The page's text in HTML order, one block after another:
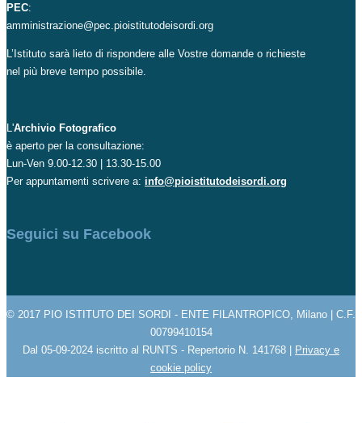
PEC:
amministrazione@pec.pioistitutodeisordi.org
L’Istituto sarà lieto di rispondere alle Vostre domande o richieste
nel più breve tempo possibile.
L'Archivio Fotografico
è aperto per la consultazione:
Lun-Ven 9.00-12.30 | 13.30-15.00
Per appuntamenti scrivere a: info@pioistitutodeisordi.org
Seguici su Facebook
© 2017 PIO ISTITUTO DEI SORDI - ENTE FILANTROPICO, Milano | C.F.
00799410154
Dal 05-09-2024 iscritto al RUNTS - Repertorio N. 141768 | Privacy e
cookie policy